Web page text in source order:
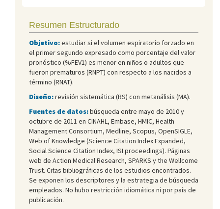
Resumen Estructurado
Objetivo:estudiar si el volumen espiratorio forzado en
el primer segundo expresado como porcentaje del valor
pronóstico (%FEV1) es menor en niños o adultos que
fueron prematuros (RNPT) con respecto a los nacidos a
término (RNAT).
Diseño:revisión sistemática (RS) con metanálisis (MA).
Fuentes de datos:búsqueda entre mayo de 2010 y
octubre de 2011 en CINAHL, Embase, HMIC, Health
Management Consortium, Medline, Scopus, OpenSIGLE,
Web of Knowledge (Science Citation Index Expanded,
Social Science Citation Index, ISI proceedings). Páginas
web de Action Medical Research, SPARKS y the Wellcome
Trust. Citas bibliográficas de los estudios encontrados.
Se exponen los descriptores y la estrategia de búsqueda
empleados. No hubo restricción idiomática ni por país de
publicación.